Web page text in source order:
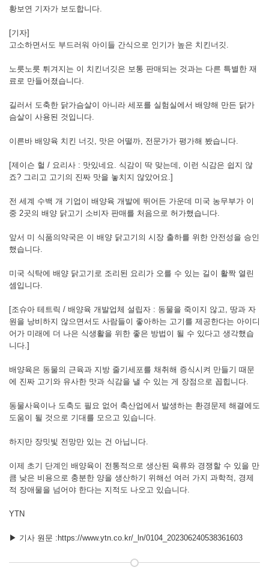
황보연 기자가 보도합니다.
[기자]
고소하면서도 부드러워 아이들 간식으로 인기가 높은 치킨너깃.
노릇노릇 튀겨지는 이 치킨너깃은 보통 판매되는 것과는 다른 특별한 재
료로 만들어졌습니다.
길러서 도축한 닭가슴살이 아니라 세포를 실험실에서 배양해 만든 닭가
슴살이 사용된 것입니다.
이른바 배양육 치킨 너깃, 맛은 어떨까, 전문가가 평가해 봤습니다.
[제이슨 헐 / 요리사 : 맛있네요. 식감이 딱 맞는데, 이런 식감은 쉽지 않
죠? 그리고 고기의 진짜 맛을 놓치지 않았어요.]
전 세계 수백 개 기업이 배양육 개발에 뛰어든 가운데 미국 농무부가 이
중 2곳의 배양 닭고기 소비자 판매를 처음으로 허가했습니다.
앞서 미 식품의약국은 이 배양 닭고기의 시장 출하를 위한 안전성을 승인
했습니다.
미국 식탁에 배양 닭고기로 조리된 요리가 오를 수 있는 길이 활짝 열린
셈입니다.
[조슈아 테트릭 / 배양육 개발업체 설립자 : 동물을 죽이지 않고, 땅과 자
원을 낭비하지 않으면서도 사람들이 좋아하는 고기를 제공한다는 아이디
어가 미래에 더 나은 식생활을 위한 좋은 방법이 될 수 있다고 생각했습
니다.]
배양육은 동물의 근육과 지방 줄기세포를 채취해 증식시켜 만들기 때문
에 진짜 고기와 유사한 맛과 식감을 낼 수 있는 게 장점으로 꼽힙니다.
동물사육이나 도축도 필요 없어 축산업에서 발생하는 환경문제 해결에도
도움이 될 것으로 기대를 모으고 있습니다.
하지만 장밋빛 전망만 있는 건 아닙니다.
이제 초기 단계인 배양육이 전통적으로 생산된 육류와 경쟁할 수 있을 만
큼 낮은 비용으로 충분한 양을 생산하기 위해선 여러 가지 과학적, 경제
적 장애물을 넘어야 한다는 지적도 나오고 있습니다.
YTN
▶ 기사 원문 :https://www.ytn.co.kr/_ln/0104_202306240538361603